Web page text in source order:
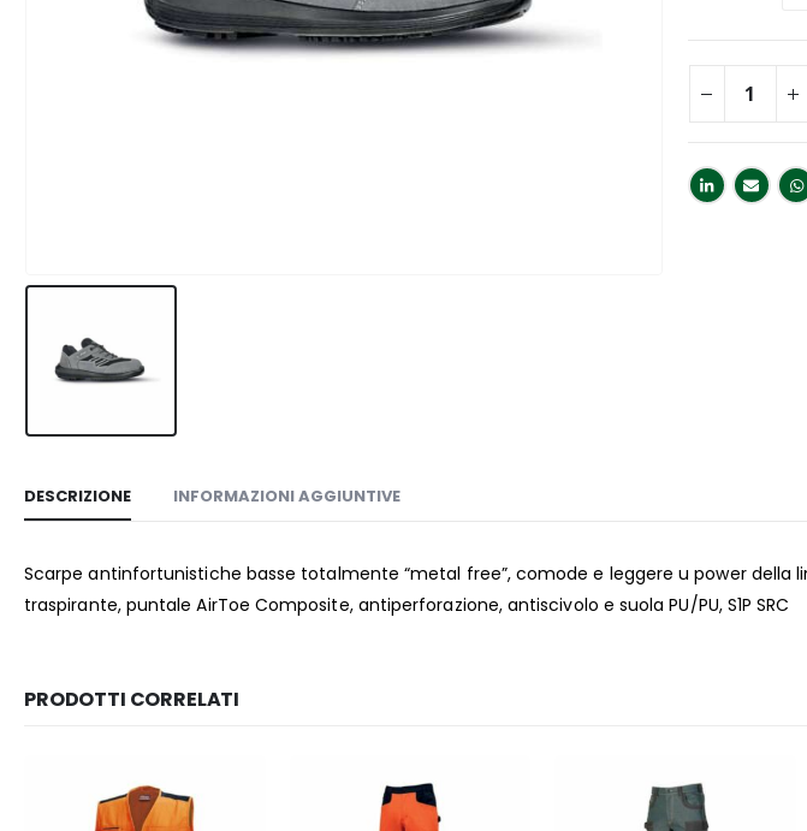
DESCRIZIONE INFORMAZIONI AGGIUNTIVE
Scarpe antinfortunistiche basse totalmente “metal free”, comode e leggere u power
traspirante, puntale AirToe Composite, antiperforazione, antiscivolo e suola PU/PU, S1P SRC
PRODOTTI CORRELATI